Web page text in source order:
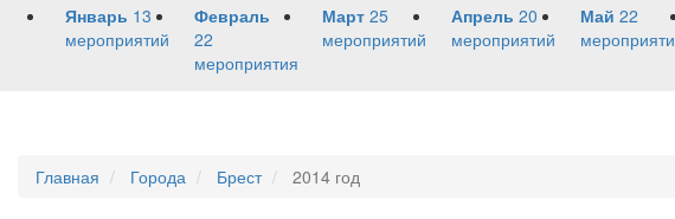
Январь 13
мероприятий
Февраль
22
мероприятия
Март 25
мероприятий
Апрель 20
мероприятий
Май 22
Главная Города Брест 2014 год